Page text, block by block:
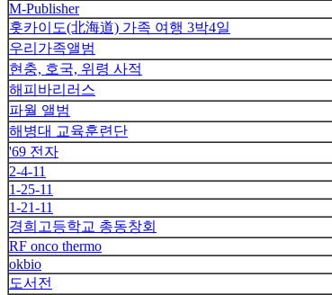
M-Publisher
홋카이도(北海道) 가족 여행 3박4일
우리가족앨범
현충, 호국, 위령 사적
해피바리러스
파월 앨범
해병대 교육훈련단
'69 전자
2-4-11
1-25-11
1-21-11
경희고등학교 총동창회
RF onco thermo
okbio
도서전